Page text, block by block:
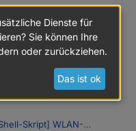
1
Skript] WLAN-
Dienste für
Sie können Ihre
oder zurückziehen.
Das ist ok